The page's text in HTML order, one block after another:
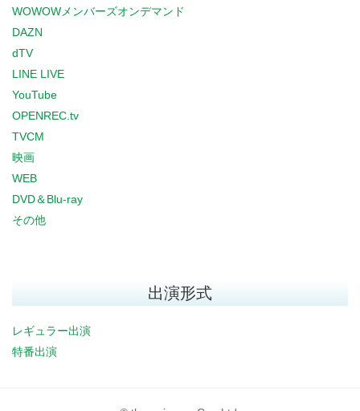
WOWOWメンバーズオンデマンド
DAZN
dTV
LINE LIVE
YouTube
OPENREC.tv
TVCM
映画
WEB
DVD＆Blu-ray
その他
出演形式
レギュラー出演
特番出演